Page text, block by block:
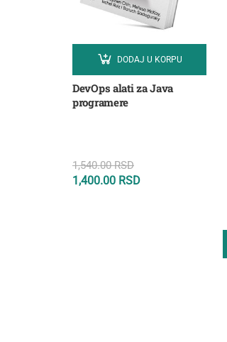
DevOps alati za Java
programere
1,540.00RSD
1,400.00 RSD
DODAJ U KORPU